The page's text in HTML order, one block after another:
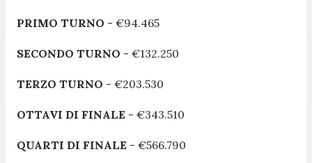
PRIMO TURNO - €94.465
SECONDO TURNO - €132.250
TERZO TURNO - €203.530
OTTAVI DI FINALE - €343.510
QUARTI DI FINALE - €566.790